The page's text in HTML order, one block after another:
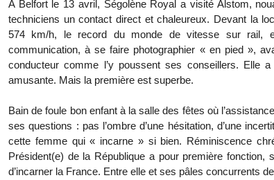
A Belfort le 13 avril, Ségolène Royal a visité Alstom,
techniciens un contact direct et chaleureux. Devant la
574 km/h, le record du monde de vitesse sur rail,
communication, à se faire photographier « en pied »,
conducteur comme l’y poussent ses conseillers. Elle
amusante. Mais la première est superbe.
Bain de foule bon enfant à la salle des fêtes où
ses questions : pas l’ombre d’une hésitation, d’une
cette femme qui « incarne » si bien. Réminiscence
Président(e) de la République a pour première fonction,
d’incarner la France. Entre elle et ses pâles concurrents